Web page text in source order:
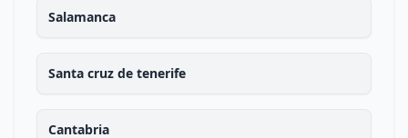
Salamanca
Santa cruz de tenerife
Cantabria